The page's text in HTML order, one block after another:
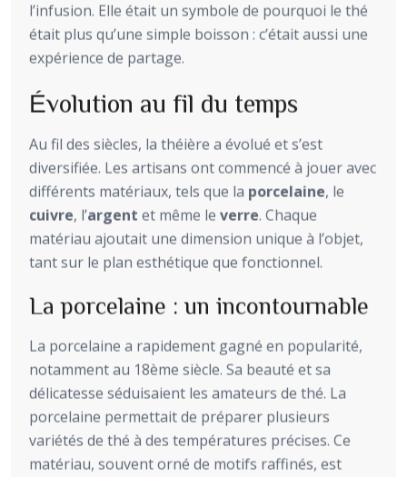
l’infusion. Elle était un symbole de pourquoi le thé
était plus qu’une simple boisson : c’était aussi une
expérience de partage.
Évolution au fil du temps
Au fil des siècles, la théière a évolué et s’est
diversifiée. Les artisans ont commencé à jouer avec
différents matériaux, tels que la porcelaine, le
cuivre, l’argent et même le verre. Chaque
matériau ajoutait une dimension unique à l’objet,
tant sur le plan esthétique que fonctionnel.
La porcelaine : un incontournable
La porcelaine a rapidement gagné en popularité,
notamment au 18ème siècle. Sa beauté et sa
délicatesse séduisaient les amateurs de thé. La
porcelaine permettait de préparer plusieurs
variétés de thé à des températures précises. Ce
matériau, souvent orné de motifs raffinés, est